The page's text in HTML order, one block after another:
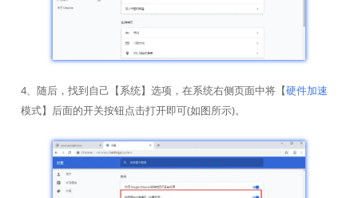
4、随后，找到自己【系统】选项，在系统右侧页面中将【硬件加速
模式】后面的开关按钮点击打开即可(如图所示)。